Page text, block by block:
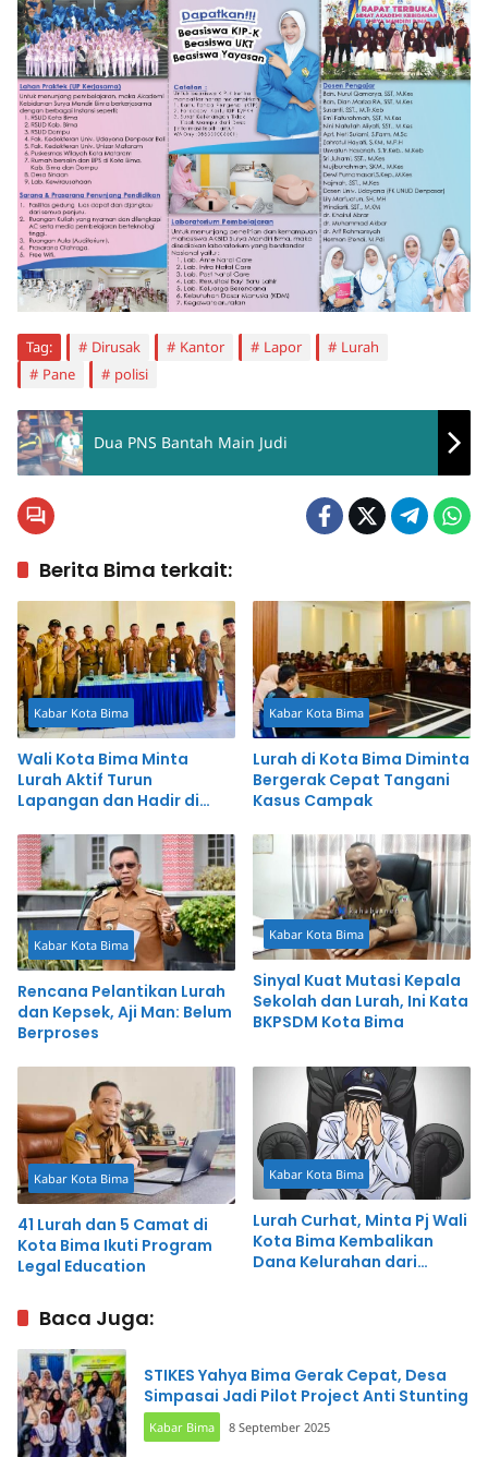
Tag: Dirusak Kantor Lapor
Lurah
Pane
polisi
Dua PNS Bantah Main Judi
Berita Bima terkait:
Kabar Kota Bima
Wali Kota Bima Minta
Lurah Aktif Turun
Lapangan dan Hadir di
Kabar Kota Bima
Lurah di Kota Bima Diminta
Bergerak Cepat Tangani
Kasus Campak
Kabar Kota Bima
Rencana Pelantikan Lurah
dan Kepsek, Aji Man: Belum
Berproses
Kabar Kota Bima
Sinyal Kuat Mutasi Kepala
Sekolah dan Lurah, Ini Kata
BKPSDM Kota Bima
Kabar Kota Bima
41 Lurah dan 5 Camat di
Kota Bima Ikuti Program
Legal Education
Kabar Kota Bima
Lurah Curhat, Minta Pj Wali
Kota Bima Kembalikan
Dana Kelurahan dari
Baca Juga:
STIKES Yahya Bima Gerak Cepat, Desa
Simpasai Jadi Pilot Project Anti Stunting
Kabar Bima 8 September 2025